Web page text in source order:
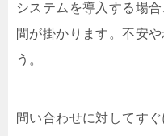
システムを導入する場
間が掛かります。不安
う。
問い合わせに対してす